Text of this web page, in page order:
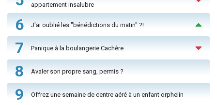
appartement insalubre
6 J'ai oublié les "bénédictions du matin" ?!
7 Panique à la boulangerie Cachère
8 Avaler son propre sang, permis ?
9 Offrez une semaine de centre aéré à un enfant orphelin